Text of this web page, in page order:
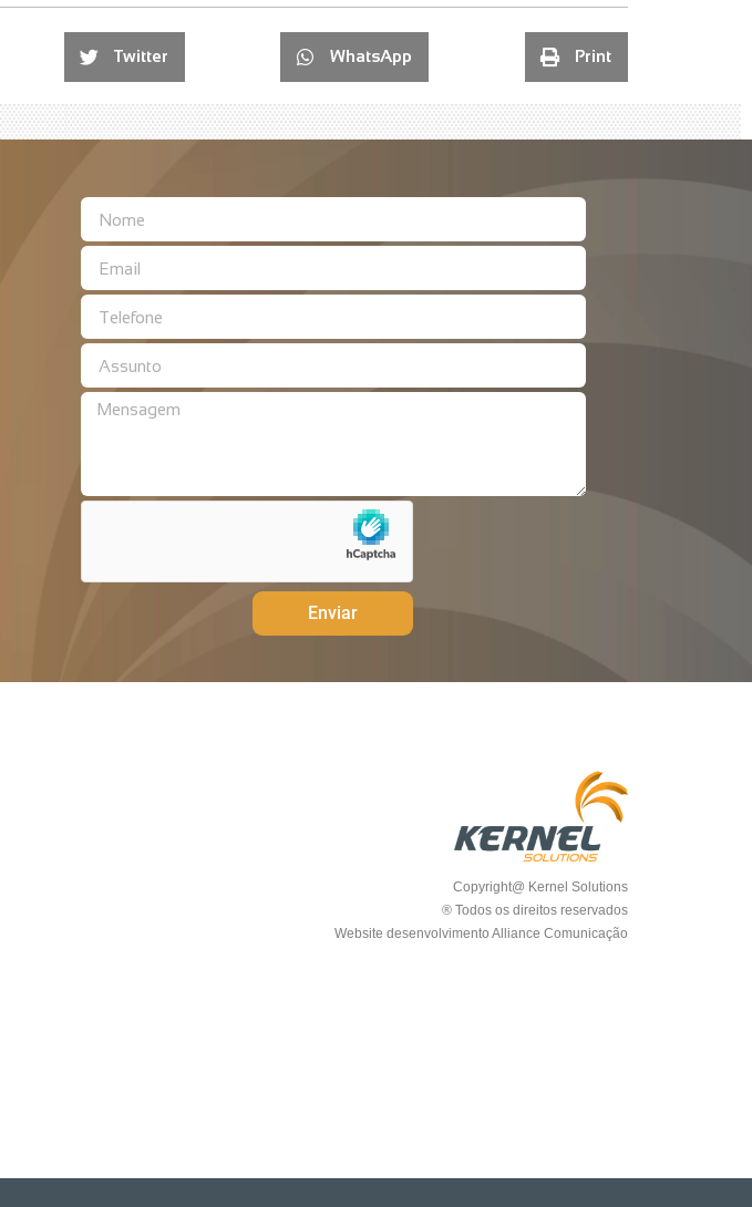
Twitter WhatsApp Print
Enviar
Copyright@ Kernel Solutions
® Todos os direitos reservados
Website desenvolvimento Alliance Comunicação